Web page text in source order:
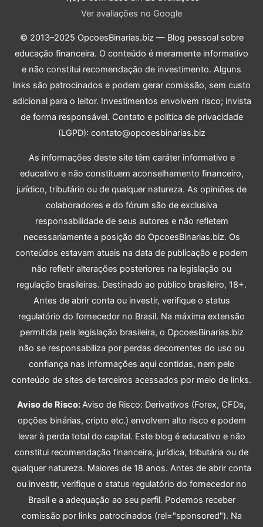
Ver avaliações no Google
© 2013–2025 OpcoesBinarias.biz — Blog pessoal sobre
educação financeira. O conteúdo é meramente informativo
e não constitui recomendação de investimento. Alguns
links são patrocinados e podem gerar comissão, sem custo
adicional para o leitor. Investimentos envolvem risco; invista
de forma responsável. Contato e política de privacidade
(LGPD): contato@opcoesbinarias.biz
As informações deste site têm caráter informativo e
educativo e não constituem aconselhamento financeiro,
jurídico, tributário ou de qualquer natureza. As opiniões de
colaboradores e do fórum são de exclusiva
responsabilidade de seus autores e não refletem
necessariamente a posição do OpcoesBinarias.biz. Os
conteúdos estavam atuais na data de publicação e podem
não refletir alterações posteriores na legislação ou
regulação brasileiras. Destinado ao público brasileiro, 18+.
Antes de abrir conta ou investir, verifique o status
regulatório do fornecedor no Brasil. Na máxima extensão
permitida pela legislação brasileira, o OpcoesBinarias.biz
não se responsabiliza por perdas decorrentes do uso ou
confiança nas informações aqui contidas, nem pelo
conteúdo de sites de terceiros acessados por meio de links.
Aviso de Risco: Aviso de Risco: Derivativos (Forex, CFDs,
opções binárias, cripto etc.) envolvem alto risco e podem
levar à perda total do capital. Este blog é educativo e não
constitui recomendação financeira, jurídica, tributária ou de
qualquer natureza. Maiores de 18 anos. Antes de abrir conta
ou investir, verifique o status regulatório do fornecedor no
Brasil e a adequação ao seu perfil. Podemos receber
comissão por links patrocinados (rel="sponsored"). Na